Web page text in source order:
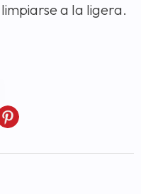
a la ligera.